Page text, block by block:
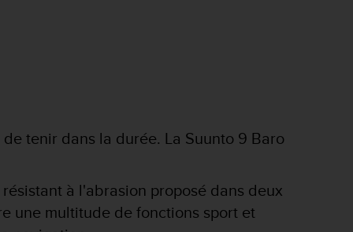
tenir dans la durée. La Suunto 9 Baro
à l'abrasion proposé dans deux
une multitude de fonctions sport et